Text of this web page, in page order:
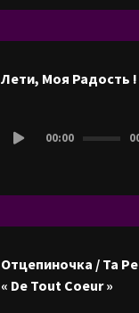
Лети, Моя Радость !
audio
00:00
Отцепиночка / Ta
« De Tout Coeur »